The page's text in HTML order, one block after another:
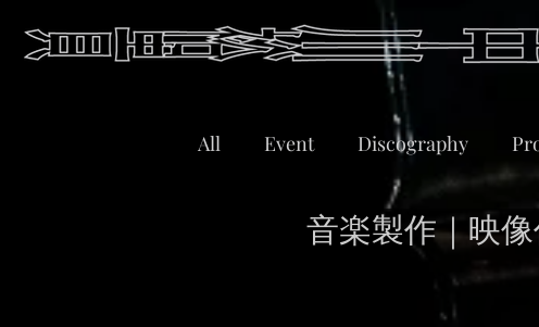
All Event Discography
音楽製作｜映